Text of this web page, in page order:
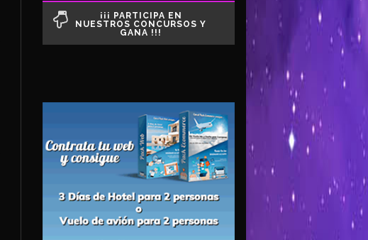
¡¡¡ PARTICIPA EN
NUESTROS CONCURSOS Y
GANA !!!